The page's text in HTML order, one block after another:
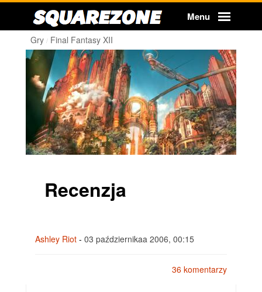
Squarezone Menu
Gry Final Fantasy XII
Recenzja
Ashley Riot - 03 październikaa 2006, 00:15
36 komentarzy